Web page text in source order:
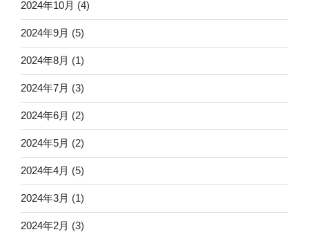
2024年10月 (4)
2024年9月 (5)
2024年8月 (1)
2024年7月 (3)
2024年6月 (2)
2024年5月 (2)
2024年4月 (5)
2024年3月 (1)
2024年2月 (3)